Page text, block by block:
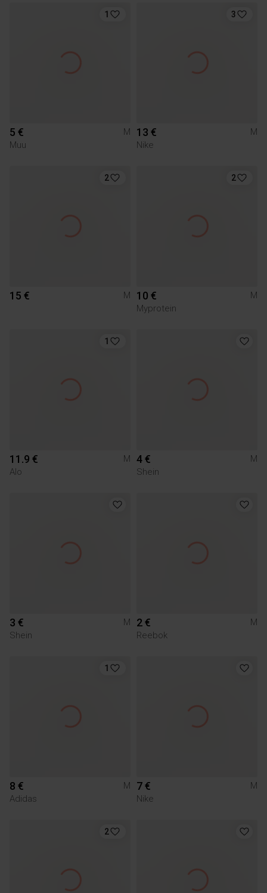
1
5 €
M
Muu
3
13 €
M
Nike
2
15 € M
2
10 €
M
Myprotein
1
11.9 €
M
Alo
4 €
M
Shein
3 €
M
Shein
2 €
M
Reebok
1
8 €
M
Adidas
7 €
M
Nike
2